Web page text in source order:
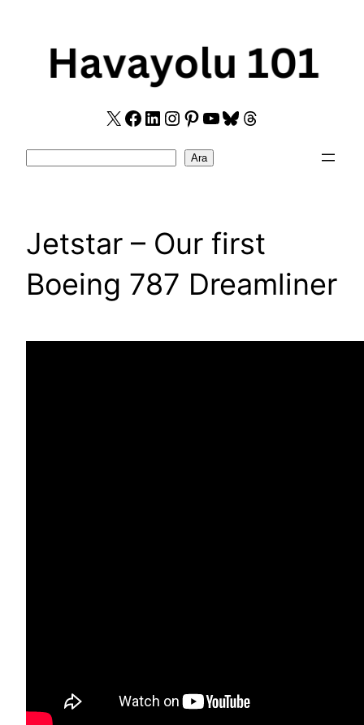
X Facebook
LinkedIn
Instagram
Pinterest
YouTube
Bluesky
Threads
Ara
Jetstar – Our first
Boeing 787 Dreamliner